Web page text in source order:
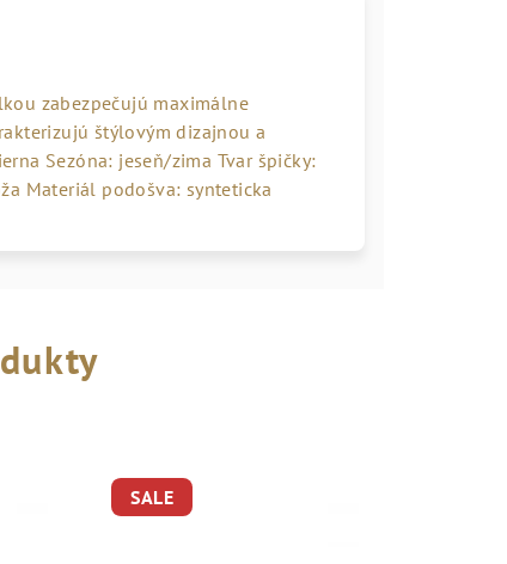
zabezpečujú maximálne
štýlovým dizajnou a
Sezóna: jeseň/zima Tvar špičky:
Materiál podošva: synteticka
SALE